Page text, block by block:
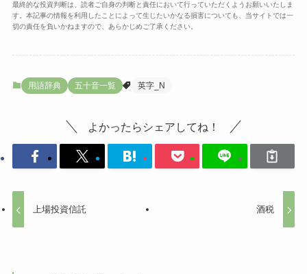
最終的な投資判断は、読者ご自身の判断と責任において行っていただくようお願いいたしま
す。本記事の情報を利用したことによって生じたいかなる損害についても、当サイトでは一
切の責任を負いかねますので、あらかじめご了承ください。
用語辞典 五十音一覧 英字_N
よかったらシェアしてね！
上場投資信託 酒税